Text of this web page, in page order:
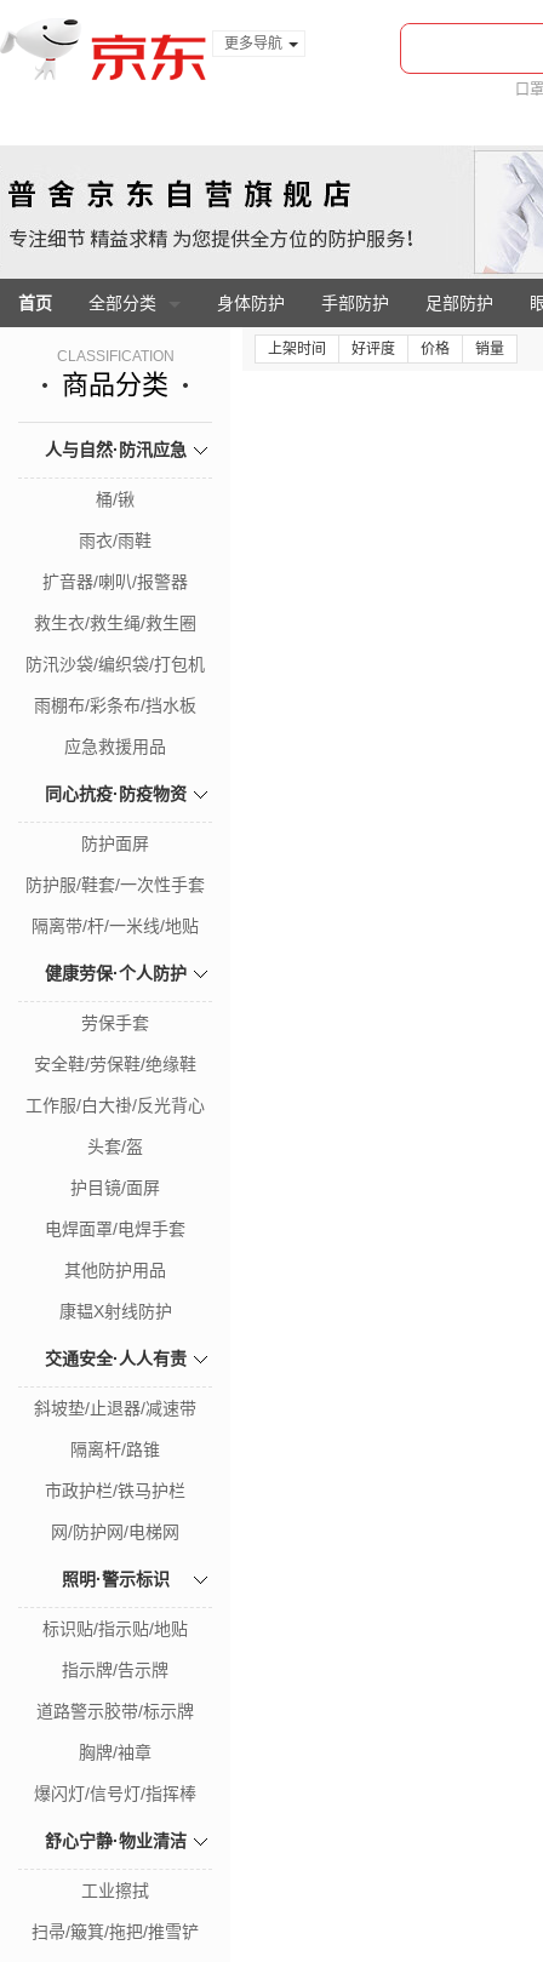
更多导航
口罩
首页 全部分类 身体防护 手部防护 足部防护
CLASSIFICATION
商品分类
人与自然·防汛应急
桶/锹
雨衣/雨鞋
扩音器/喇叭/报警器
救生衣/救生绳/救生圈
防汛沙袋/编织袋/打包机
雨棚布/彩条布/挡水板
应急救援用品
同心抗疫·防疫物资
防护面屏
防护服/鞋套/一次性手套
隔离带/杆/一米线/地贴
健康劳保·个人防护
劳保手套
安全鞋/劳保鞋/绝缘鞋
工作服/白大褂/反光背心
头套/盔
护目镜/面屏
电焊面罩/电焊手套
其他防护用品
康韫X射线防护
交通安全·人人有责
斜坡垫/止退器/减速带
隔离杆/路锥
市政护栏/铁马护栏
网/防护网/电梯网
照明·警示标识
标识贴/指示贴/地贴
指示牌/告示牌
道路警示胶带/标示牌
胸牌/袖章
爆闪灯/信号灯/指挥棒
舒心宁静·物业清洁
工业擦拭
扫帚/簸箕/拖把/推雪铲
上架时间 好评度 价格 销量